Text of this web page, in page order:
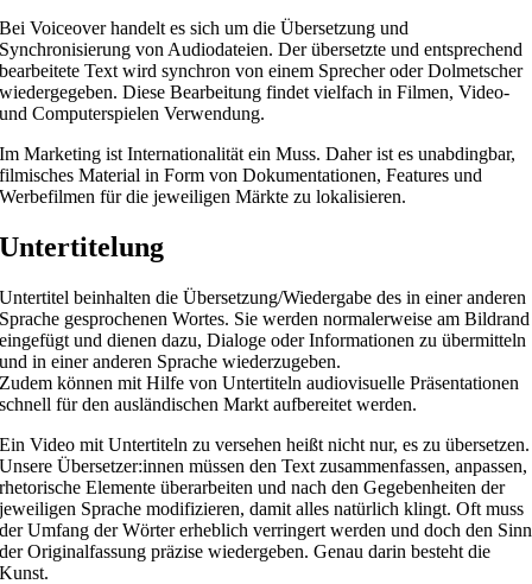
Bei Voiceover handelt es sich um die Übersetzung und
Synchronisierung von Audiodateien. Der übersetzte und entsprechend
bearbeitete Text wird synchron von einem Sprecher oder Dolmetscher
wiedergegeben. Diese Bearbeitung findet vielfach in Filmen, Video-
und Computerspielen Verwendung.
Im Marketing ist Internationalität ein Muss. Daher ist es unabdingbar,
filmisches Material in Form von Dokumentationen, Features und
Werbefilmen für die jeweiligen Märkte zu lokalisieren.
Untertitelung
Untertitel beinhalten die Übersetzung/Wiedergabe des in einer anderen
Sprache gesprochenen Wortes. Sie werden normalerweise am Bildrand
eingefügt und dienen dazu, Dialoge oder Informationen zu übermitteln
und in einer anderen Sprache wiederzugeben.
Zudem können mit Hilfe von Untertiteln audiovisuelle Präsentationen
schnell für den ausländischen Markt aufbereitet werden.
Ein Video mit Untertiteln zu versehen heißt nicht nur, es zu übersetzen.
Unsere Übersetzer:innen müssen den Text zusammenfassen, anpassen,
rhetorische Elemente überarbeiten und nach den Gegebenheiten der
jeweiligen Sprache modifizieren, damit alles natürlich klingt. Oft muss
der Umfang der Wörter erheblich verringert werden und doch den Sinn
der Originalfassung präzise wiedergeben. Genau darin besteht die
Kunst.